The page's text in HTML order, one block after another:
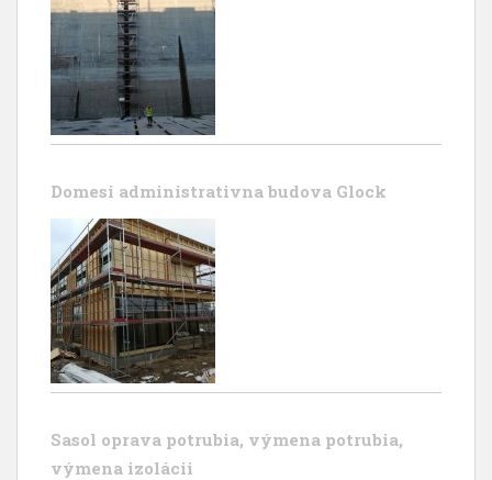
Domesi administrativna budova Glock
Sasol oprava potrubia, výmena potrubia,
výmena izolácii